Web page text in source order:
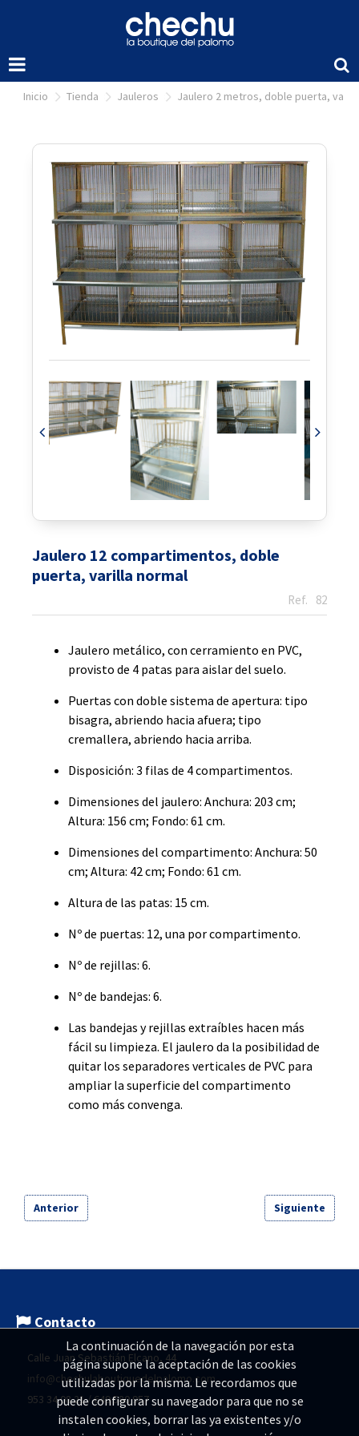
inicio tienda jauleros jaulero 2 metros, doble puerta,
Jaulero 12 compartimentos, doble
puerta, varilla normal
82
Jaulero metálico, con cerramiento en PVC,
provisto de 4 patas para aislar del suelo.
Puertas con doble sistema de apertura: tipo
bisagra, abriendo hacia afuera; tipo
cremallera, abriendo hacia arriba.
Disposición: 3 filas de 4 compartimentos.
Dimensiones del jaulero: Anchura: 203 cm;
Altura: 156 cm; Fondo: 61 cm.
Dimensiones del compartimento: Anchura: 50
cm; Altura: 42 cm; Fondo: 61 cm.
Altura de las patas: 15 cm.
Nº de puertas: 12, una por compartimento.
Nº de rejillas: 6.
Nº de bandejas: 6.
Las bandejas y rejillas extraíbles hacen más
fácil su limpieza. El jaulero da la posibilidad de
quitar los separadores verticales de PVC para
ampliar la superficie del compartimento
como más convenga.
Anterior Siguiente
Contacto
Calle Juan Sebastián Elcano, 44
info@chechulaboutiquedelpalomo.com
953 34 08 21 / 649 580 957
La continuación de la navegación por esta
página supone la aceptación de las cookies
utilizadas por la misma. Le recordamos que
puede configurar su navegador para que no se
instalen cookies, borrar las ya existentes y/o